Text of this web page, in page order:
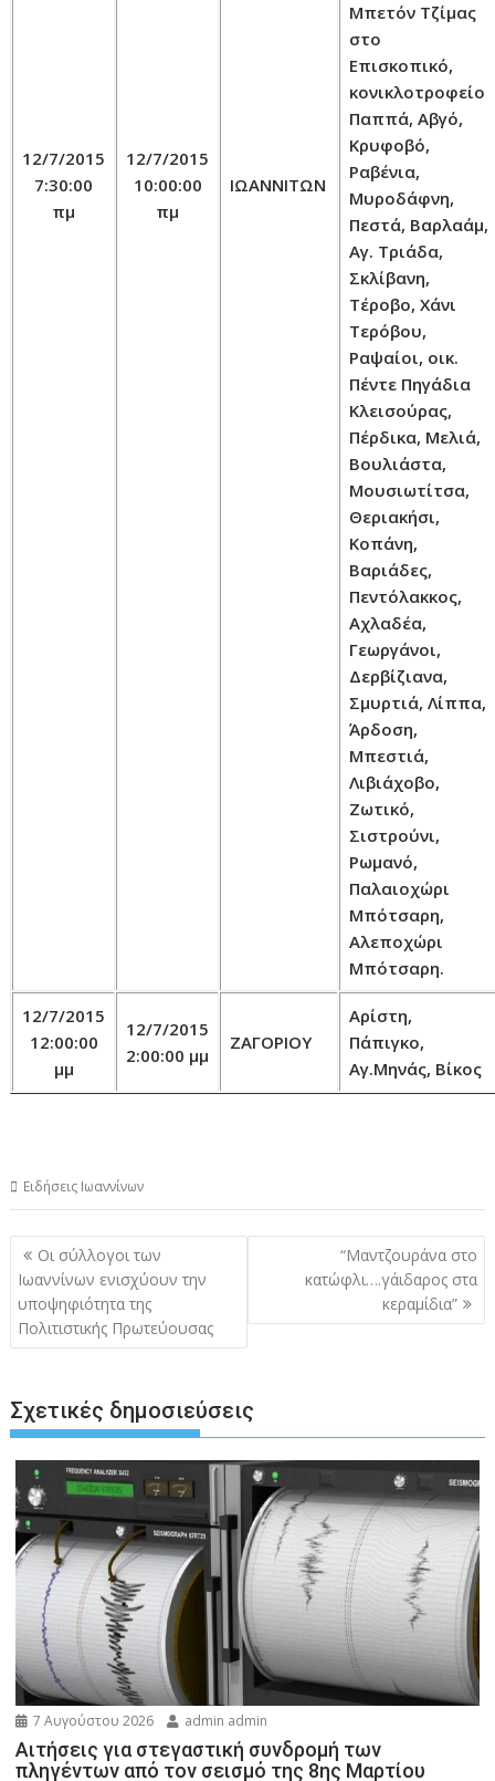
12/7/2015
7:30:00
πμ
12/7/2015
10:00:00
πμ
ΙΩΑΝΝΙΤΩΝ
Μπετόν Τζίμας
στο
Επισκοπικό,
κονικλοτροφείο
Παππά, Αβγό,
Κρυφοβό,
Ραβένια,
Μυροδάφνη,
Πεστά, Βαρλαάμ,
Αγ. Τριάδα,
Σκλίβανη,
Τέροβο, Χάνι
Τερόβου,
Ραψαίοι, οικ.
Πέντε Πηγάδια
Κλεισούρας,
Πέρδικα, Μελιά,
Βουλιάστα,
Μουσιωτίτσα,
Θεριακήσι,
Κοπάνη,
Βαριάδες,
Πεντόλακκος,
Αχλαδέα,
Γεωργάνοι,
Δερβίζιανα,
Σμυρτιά, Λίππα,
Άρδοση,
Μπεστιά,
Λιβιάχοβο,
Ζωτικό,
Σιστρούνι,
Ρωμανό,
Παλαιοχώρι
Μπότσαρη,
Αλεποχώρι
Μπότσαρη.
12/7/2015
12:00:00
μμ
12/7/2015
2:00:00 μμ
ΖΑΓΟΡΙΟΥ
Αρίστη,
Πάπιγκο,
Αγ.Μηνάς, Βίκος
Ειδήσεις Ιωαννίνων
Πλοήγηση
άρθρων
Οι σύλλογοι των
Ιωαννίνων ενισχύουν την
υποψηφιότητα της
Πολιτιστικής Πρωτεύουσας
“Μαντζουράνα στο
κατώφλι….γάιδαρος στα
κεραμίδια”
Σχετικές δημοσιεύσεις
7 Αυγούστου 2026 admin admin
Αιτήσεις για στεγαστική συνδρομή των
πληγέντων από τον σεισμό της 8ης Μαρτίου